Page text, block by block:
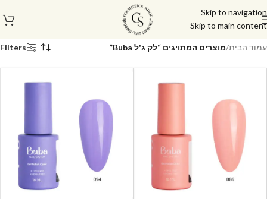
Skip to navigation
Skip to main content
עמוד הבית/מוצרים המתויגים “לק ג'ל Buba” Filters